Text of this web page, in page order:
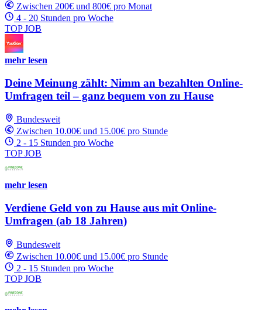
Zwischen 200€ und 800€ pro Monat
4 - 20 Stunden pro Woche
TOP JOB
mehr lesen
Deine Meinung zählt: Nimm an bezahlten Online-
Umfragen teil – ganz bequem von zu Hause
Bundesweit
Zwischen 10.00€ und 15.00€ pro Stunde
2 - 15 Stunden pro Woche
TOP JOB
mehr lesen
Verdiene Geld von zu Hause aus mit Online-
Umfragen (ab 18 Jahren)
Bundesweit
Zwischen 10.00€ und 15.00€ pro Stunde
2 - 15 Stunden pro Woche
TOP JOB